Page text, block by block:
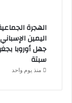
الهجرة
اليمين
جهل أوروبا
سبتة
منذ يوم واحد